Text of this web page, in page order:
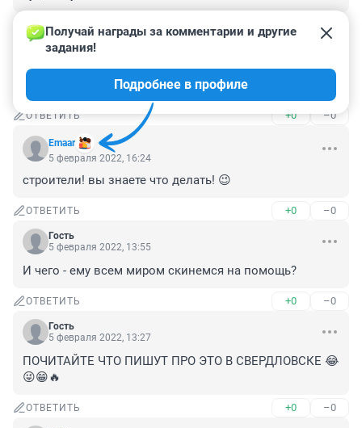
ОТВЕТИТЬ –0
Гость
А рядом старые советские домишки)
ОТВЕТИТЬ +0 –0
Emaar
Получай награды за комментарии и другие
задания!
Подробнее в профиле
5 февраля 2022, 16:24
строители! вы знаете что делать! 😉
ОТВЕТИТЬ +0 –0
Гость
5 февраля 2022, 13:55
И чего - ему всем миром скинемся на помощь?
ОТВЕТИТЬ +0 –0
Гость
5 февраля 2022, 13:27
ПОЧИТАЙТЕ ЧТО ПИШУТ ПРО ЭТО В СВЕРДЛОВСКЕ 😂
😜😁🔥
ОТВЕТИТЬ +0 –0